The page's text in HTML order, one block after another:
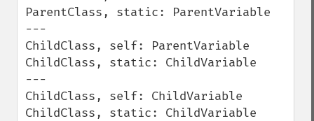
ParentClass, static: ParentVariable
---
ChildClass, self: ParentVariable
ChildClass, static: ChildVariable
---
ChildClass, self: ChildVariable
ChildClass, static: ChildVariable